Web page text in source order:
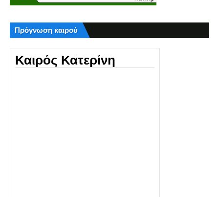
Πρόγνωση καιρού
Καιρός Κατερίνη